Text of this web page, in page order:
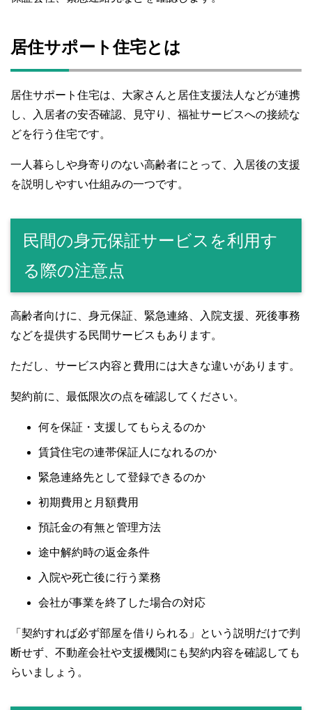
居住サポート住宅とは
居住サポート住宅は、大家さんと居住支援法人などが連携
し、入居者の安否確認、見守り、福祉サービスへの接続な
どを行う住宅です。
一人暮らしや身寄りのない高齢者にとって、入居後の支援
を説明しやすい仕組みの一つです。
民間の身元保証サービスを利用す
る際の注意点
高齢者向けに、身元保証、緊急連絡、入院支援、死後事務
などを提供する民間サービスもあります。
ただし、サービス内容と費用には大きな違いがあります。
契約前に、最低限次の点を確認してください。
何を保証・支援してもらえるのか
賃貸住宅の連帯保証人になれるのか
緊急連絡先として登録できるのか
初期費用と月額費用
預託金の有無と管理方法
途中解約時の返金条件
入院や死亡後に行う業務
会社が事業を終了した場合の対応
「契約すれば必ず部屋を借りられる」という説明だけで判
断せず、不動産会社や支援機関にも契約内容を確認しても
らいましょう。